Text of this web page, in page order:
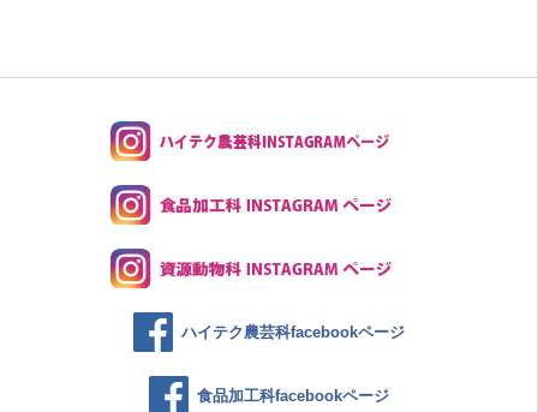
ハイテク農芸科facebookページ
食品加工科facebookページ